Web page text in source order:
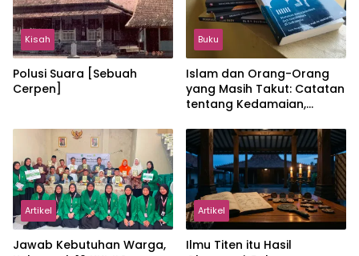
Kisah
Polusi Suara [Sebuah
Cerpen]
Buku
Islam dan Orang-Orang
yang Masih Takut: Catatan
tentang Kedamaian,
dalam Pemikiran Masykuri
Abdillah
Artikel
Jawab Kebutuhan Warga,
Artikel
Ilmu Titen itu Hasil